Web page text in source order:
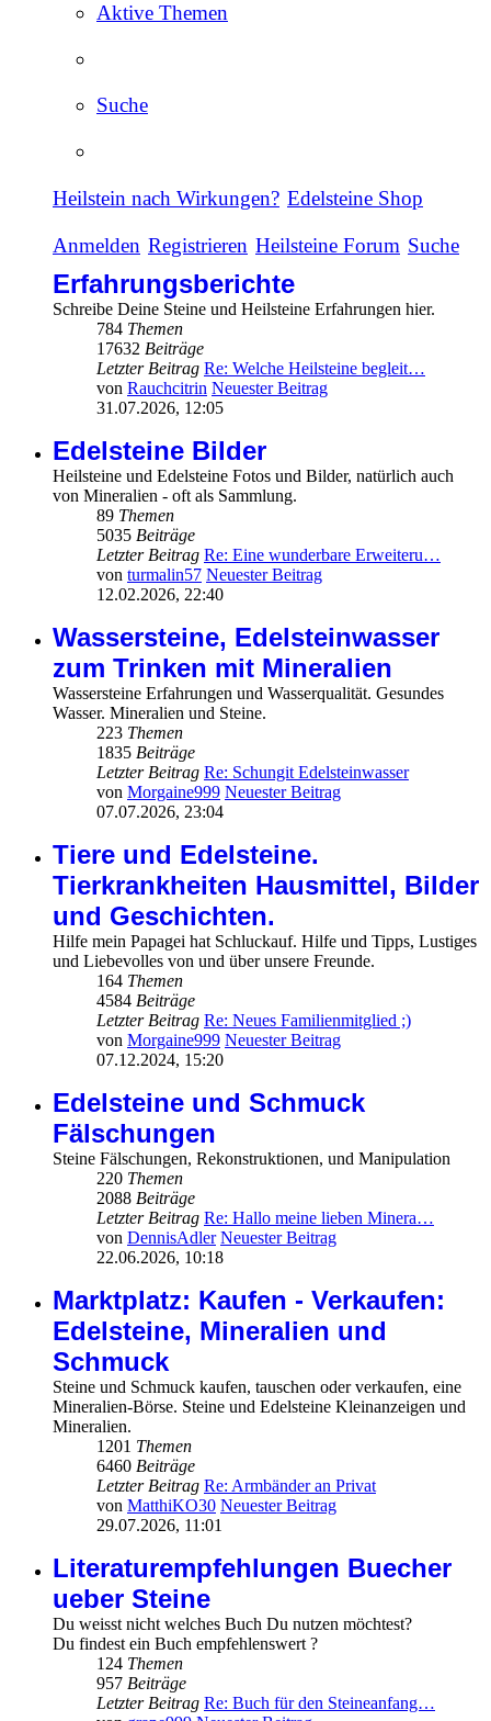
Aktive Themen
Suche
Heilstein nach Wirkungen? Edelsteine Shop
Anmelden Registrieren Heilsteine Forum Suche
Erfahrungsberichte
Schreibe Deine Steine und Heilsteine Erfahrungen hier.
784 Themen
17632 Beiträge
Letzter Beitrag Re: Welche Heilsteine begleit…
von Rauchcitrin Neuester Beitrag
31.07.2026, 12:05
Edelsteine Bilder
Heilsteine und Edelsteine Fotos und Bilder, natürlich auch
von Mineralien - oft als Sammlung.
89 Themen
5035 Beiträge
Letzter Beitrag Re: Eine wunderbare Erweiteru…
von turmalin57 Neuester Beitrag
12.02.2026, 22:40
Wassersteine, Edelsteinwasser
zum Trinken mit Mineralien
Wassersteine Erfahrungen und Wasserqualität. Gesundes
Wasser. Mineralien und Steine.
223 Themen
1835 Beiträge
Letzter Beitrag Re: Schungit Edelsteinwasser
von Morgaine999 Neuester Beitrag
07.07.2026, 23:04
Tiere und Edelsteine.
Tierkrankheiten Hausmittel, Bilder
und Geschichten.
Hilfe mein Papagei hat Schluckauf. Hilfe und Tipps, Lustiges
und Liebevolles von und über unsere Freunde.
164 Themen
4584 Beiträge
Letzter Beitrag Re: Neues Familienmitglied ;)
von Morgaine999 Neuester Beitrag
07.12.2024, 15:20
Edelsteine und Schmuck
Fälschungen
Steine Fälschungen, Rekonstruktionen, und Manipulation
220 Themen
2088 Beiträge
Letzter Beitrag Re: Hallo meine lieben Minera…
von DennisAdler Neuester Beitrag
22.06.2026, 10:18
Marktplatz: Kaufen - Verkaufen:
Edelsteine, Mineralien und
Schmuck
Steine und Schmuck kaufen, tauschen oder verkaufen, eine
Mineralien-Börse. Steine und Edelsteine Kleinanzeigen und
Mineralien.
1201 Themen
6460 Beiträge
Letzter Beitrag Re: Armbänder an Privat
von MatthiKO30 Neuester Beitrag
29.07.2026, 11:01
Literaturempfehlungen Buecher
ueber Steine
Du weisst nicht welches Buch Du nutzen möchtest?
Du findest ein Buch empfehlenswert ?
124 Themen
957 Beiträge
Letzter Beitrag Re: Buch für den Steineanfang…